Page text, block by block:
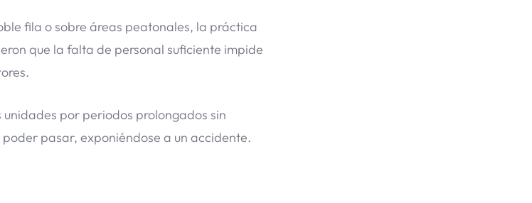
fila o sobre áreas peatonales, la práctica
que la falta de personal suficiente impide
por periodos prolongados sin
pasar, exponiéndose a un accidente.